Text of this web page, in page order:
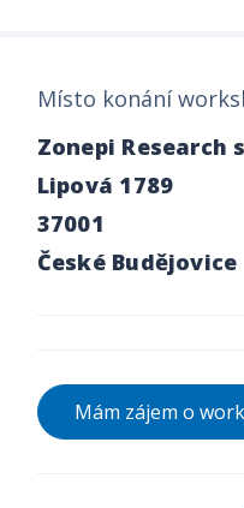
Místo konání
Zonepi Research
Lipová 1789
37001
České Budějovice
Mám zájem o